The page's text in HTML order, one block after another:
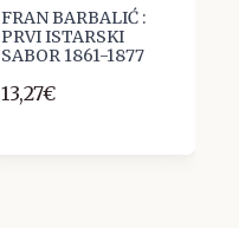
FRAN BARBALIĆ :
PRVI ISTARSKI
SABOR 1861-1877
13,27€